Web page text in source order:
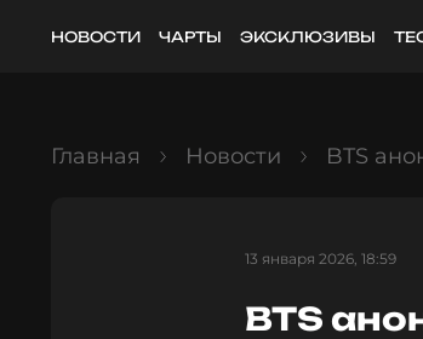
НОВОСТИ ЧАРТЫ ЭКСКЛЮЗИВЫ
Главная Новости BTS
13 января 2026, 18:59
BTS